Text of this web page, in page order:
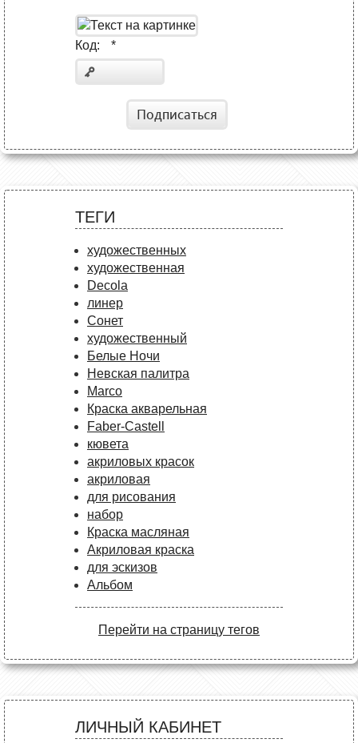
Код: *
Подписаться
ТЕГИ
художественных
художественная
Decola
линер
Сонет
художественный
Белые Ночи
Невская палитра
Marco
Краска акварельная
Faber-Castell
кювета
акриловых красок
акриловая
для рисования
набор
Краска масляная
Акриловая краска
для эскизов
Альбом
Перейти на страницу тегов
ЛИЧНЫЙ КАБИНЕТ